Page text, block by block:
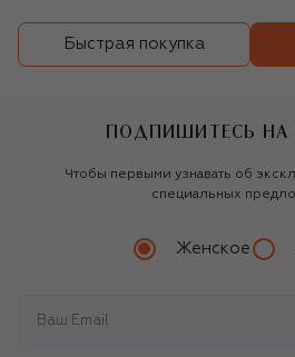
Быстрая покупка
ПОДПИШИТЕСЬ НА
Чтобы первыми узнавать об
специальных
Женское